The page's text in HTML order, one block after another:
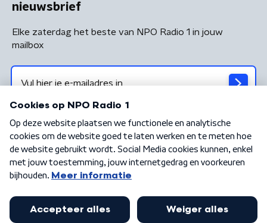
nieuwsbrief
Elke zaterdag het beste van NPO Radio 1 in jouw
mailbox
Algemene voorwaarden